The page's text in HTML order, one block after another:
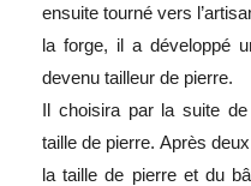
ensuite tourné vers
la forge, il a développé
devenu tailleur de pierre.
Il choisira par la suite
taille de pierre. Après
la taille de pierre et du